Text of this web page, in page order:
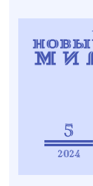
5
2024